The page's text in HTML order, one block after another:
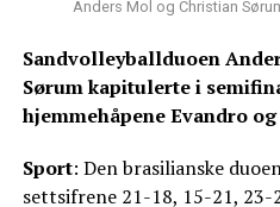
Anders Mol og Christian
Sandvolleyballduoen
Sørum kapitulerte i
hjemmehåpene Evandro
Sport: Den brasilianske
settsifrene 21-18, 15-21,